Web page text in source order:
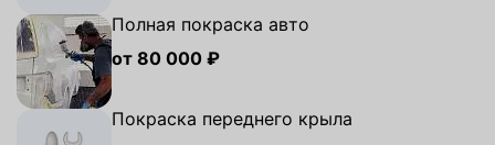
Полная покраска авто
от 80 000 ₽
Покраска переднего крыла